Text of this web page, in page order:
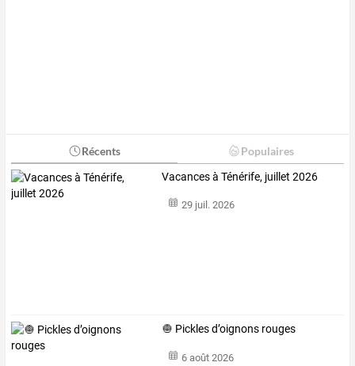
Récents Populaires
Vacances à Ténérife, juillet 2026
29 juil. 2026
🧅 Pickles d’oignons rouges
6 août 2026